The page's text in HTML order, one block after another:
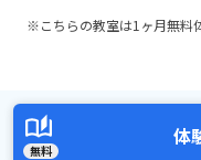
※こちらの教室は1ヶ月無料
無料
体